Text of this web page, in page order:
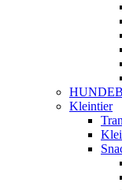
Kleintier